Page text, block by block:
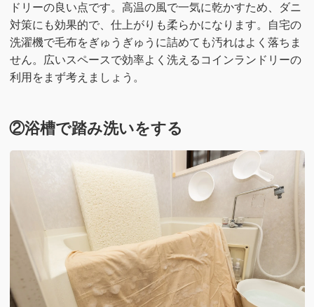
ドリーの良い点です。高温の風で一気に乾かすため、ダニ
対策にも効果的で、仕上がりも柔らかになります。自宅の
洗濯機で毛布をぎゅうぎゅうに詰めても汚れはよく落ちま
せん。広いスペースで効率よく洗えるコインランドリーの
利用をまず考えましょう。
②浴槽で踏み洗いをする